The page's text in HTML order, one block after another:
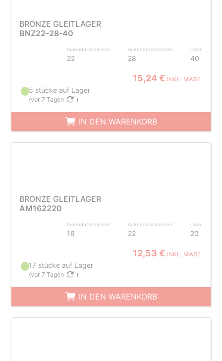
BRONZE GLEITLAGER
BNZ22-28-40
Innendurchmesser
22
Außendurchmesser
28
Dicke
40
15,24 € INKL. MWST.
5 stücke auf Lager
(vor 7 Tagen )
IN DEN WARENKORB
BRONZE GLEITLAGER
AM162220
Innendurchmesser
16
Außendurchmesser
22
Dicke
20
12,53 € INKL. MWST.
17 stücke auf Lager
(vor 7 Tagen )
IN DEN WARENKORB